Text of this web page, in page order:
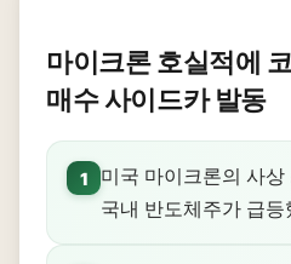
마이크론 호실적에
매수 사이드카 발동
1
미국 마이크론의 사
국내 반도체주가 급등